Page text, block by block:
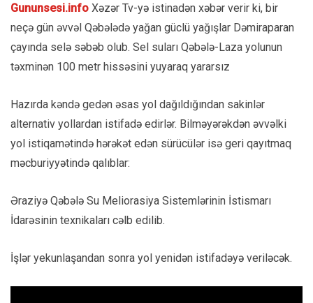
Gununsesi.info Xəzər Tv-yə istinadən xəbər verir ki, bir
neçə gün əvvəl Qəbələdə yağan güclü yağışlar Dəmiraparan
çayında selə səbəb olub. Sel suları Qəbələ-Laza yolunun
təxminən 100 metr hissəsini yuyaraq yararsız
Hazırda kəndə gedən əsas yol dağıldığından sakinlər
alternativ yollardan istifadə edirlər. Bilməyərəkdən əvvəlki
yol istiqamətində hərəkət edən sürücülər isə geri qayıtmaq
məcburiyyətində qalıblar:
Əraziyə Qəbələ Su Meliorasiya Sistemlərinin İstismarı
İdarəsinin texnikaları cəlb edilib.
İşlər yekunlaşandan sonra yol yenidən istifadəyə veriləcək.